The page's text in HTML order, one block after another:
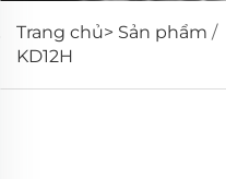
Trang chủ> Sản phẩm /
KD12H